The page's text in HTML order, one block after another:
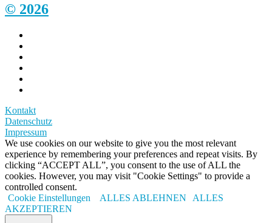
© 2026
Kontakt
Datenschutz
Impressum
We use cookies on our website to give you the most relevant
experience by remembering your preferences and repeat visits. By
clicking “ACCEPT ALL”, you consent to the use of ALL the
cookies. However, you may visit "Cookie Settings" to provide a
controlled consent.
Cookie Einstellungen
ALLES ABLEHNEN
ALLES
AKZEPTIEREN